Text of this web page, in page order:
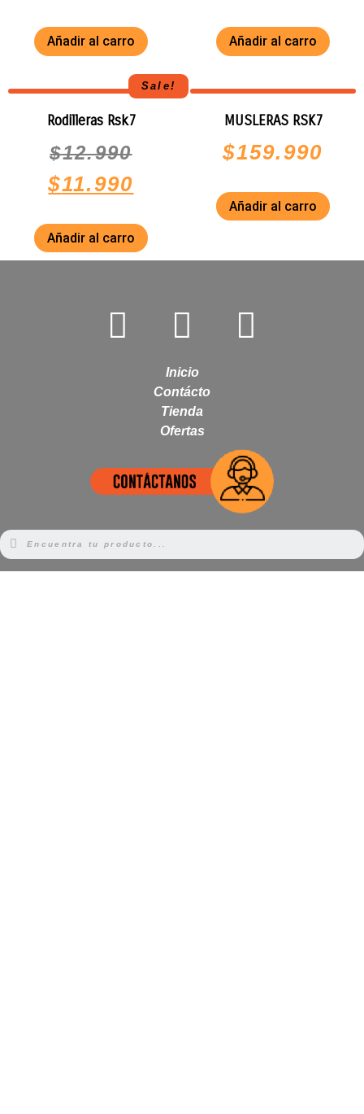
Añadir al carro Añadir al carro
Sale!
Rodilleras Rsk7
$12.990
$11.990
Añadir al carro
MUSLERAS RSK7
$159.990
Añadir al carro
Inicio
Contácto
Tienda
Ofertas